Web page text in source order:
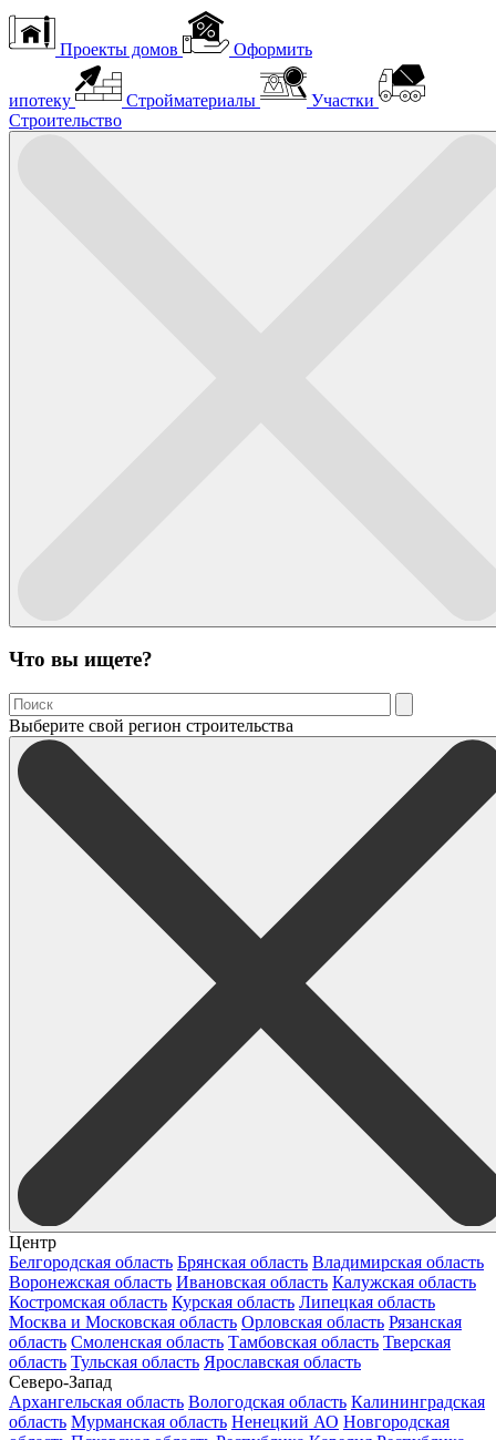
Проекты домов Оформить
ипотеку Стройматериалы
Участки
Строительство
Что вы ищете?
Выберите свой регион строительства
Центр
Белгородская область Брянская область Владимирская область
Воронежская область Ивановская область Калужская область
Костромская область Курская область Липецкая область
Москва и Московская область Орловская область Рязанская
область Смоленская область Тамбовская область Тверская
область Тульская область Ярославская область
Северо-Запад
Архангельская область Вологодская область Калининградская
область Мурманская область Ненецкий АО Новгородская